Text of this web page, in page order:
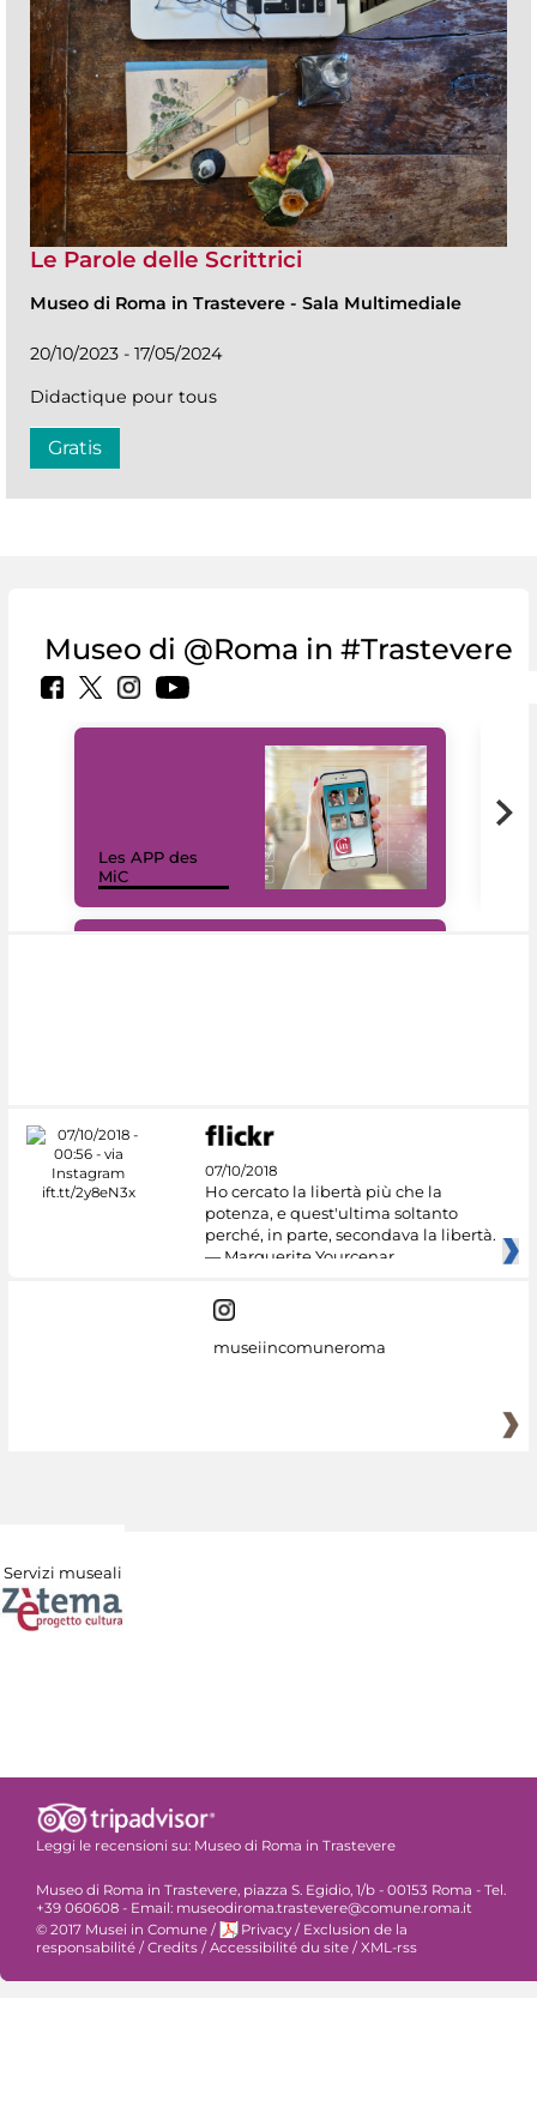
Le Parole delle Scrittrici
Museo di Roma in Trastevere - Sala Multimediale
20/10/2023 - 17/05/2024
Didactique pour tous
Gratis
Museo di @Roma in #Trastevere
Les APP des
MiC
07/10/2018
Ho cercato la libertà più che la
potenza, e quest'ultima soltanto
perché, in parte, secondava la libertà.
— Marguerite Yourcenar
museiincomuneroma
Servizi museali
Leggi le recensioni su: Museo di Roma in Trastevere
Museo di Roma in Trastevere, piazza S. Egidio, 1/b - 00153 Roma - Tel.
+39 060608 - Email: museodiroma.trastevere@comune.roma.it
© 2017 Musei in Comune / Privacy / Exclusion de la
responsabilité / Credits / Accessibilité du site / XML-rss